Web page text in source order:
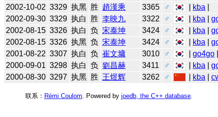
2002-10-02 3329 执黑 胜 趙漢乘 3365 ♂ kba
2002-09-30 3329 执白 胜 李映九 3322 ♂ kba |
2002-08-15 3326 执白 负 宋泰坤 3424 ♂ kba |
2002-08-15 3326 执黑 负 宋泰坤 3424 ♂ kba |
2001-08-22 3307 执白 负 崔文墉 3010 ♂ |go4go
2000-09-01 3298 执白 负 劉昌赫 3411 ♂ kba |
2000-08-30 3297 执黑 胜 王煜辉 3262 ♂ kba |
联系： Rémi Coulom . Powered by joedb, the C++ database